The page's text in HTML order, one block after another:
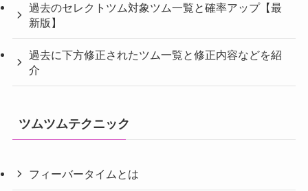
過去のセレクトツム対象ツム一覧と確率アップ【最
新版】
過去に下方修正されたツム一覧と修正内容などを紹
介
ツムツムテクニック
フィーバータイムとは